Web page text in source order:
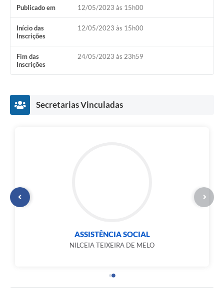
Publicado em 12/05/2023 às 15h00
Início das
Inscrições
12/05/2023 às 15h00
Fim das
Inscrições
24/05/2023 às 23h59
Secretarias Vinculadas
ASSISTÊNCIA SOCIAL
NILCEIA TEIXEIRA DE MELO